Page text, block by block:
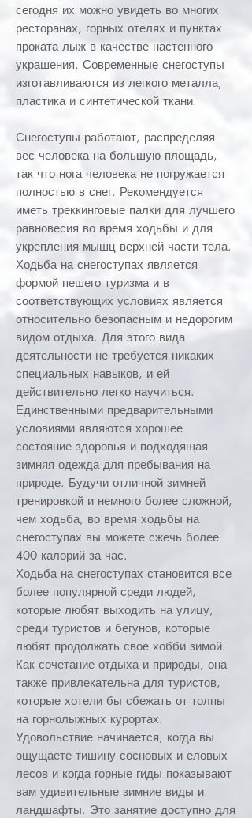
сегодня их можно увидеть во многих
ресторанах, горных отелях и пунктах
проката лыж в качестве настенного
украшения. Современные снегоступы
изготавливаются из легкого металла,
пластика и синтетической ткани.
Снегоступы работают, распределяя
вес человека на большую площадь,
так что нога человека не погружается
полностью в снег. Рекомендуется
иметь треккинговые палки для лучшего
равновесия во время ходьбы и для
укрепления мышц верхней части тела.
Ходьба на снегоступах является
формой пешего туризма и в
соответствующих условиях является
относительно безопасным и недорогим
видом отдыха. Для этого вида
деятельности не требуется никаких
специальных навыков, и ей
действительно легко научиться.
Единственными предварительными
условиями являются хорошее
состояние здоровья и подходящая
зимняя одежда для пребывания на
природе. Будучи отличной зимней
тренировкой и немного более сложной,
чем ходьба, во время ходьбы на
снегоступах вы можете сжечь более
400 калорий за час.
Ходьба на снегоступах становится все
более популярной среди людей,
которые любят выходить на улицу,
среди туристов и бегунов, которые
любят продолжать свое хобби зимой.
Как сочетание отдыха и природы, она
также привлекательна для туристов,
которые хотели бы сбежать от толпы
на горнолыжных курортах.
Удовольствие начинается, когда вы
ощущаете тишину сосновых и еловых
лесов и когда горные гиды показывают
вам удивительные зимние виды и
ландшафты. Это занятие доступно для